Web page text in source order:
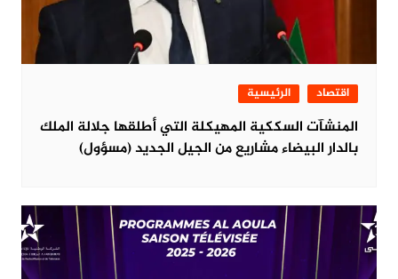
اقتصاد الرئيسية
المنشآت السككية المهيكلة التي أطلقها جلالة الملك
بالدار البيضاء مشاريع من الجيل الجديد (مسؤول)